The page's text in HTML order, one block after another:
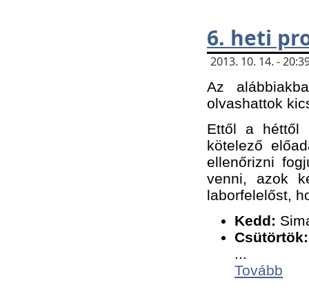
6. heti
2013. 10. 14. -
Az
olvashattok
Ettől a héttől
kötelező
ellenőrizni
venni, azok
laborfelelőst,
Kedd:
Csütörtök:
...
Tovább